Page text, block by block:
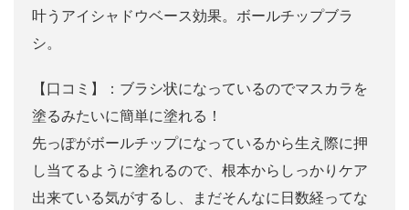
叶うアイシャドウベース効果。ボールチップブラ
シ。
【口コミ】：ブラシ状になっているのでマスカラを
塗るみたいに簡単に塗れる！
先っぽがボールチップになっているから生え際に押
し当てるように塗れるので、根本からしっかりケア
出来ている気がするし、まだそんなに日数経ってな